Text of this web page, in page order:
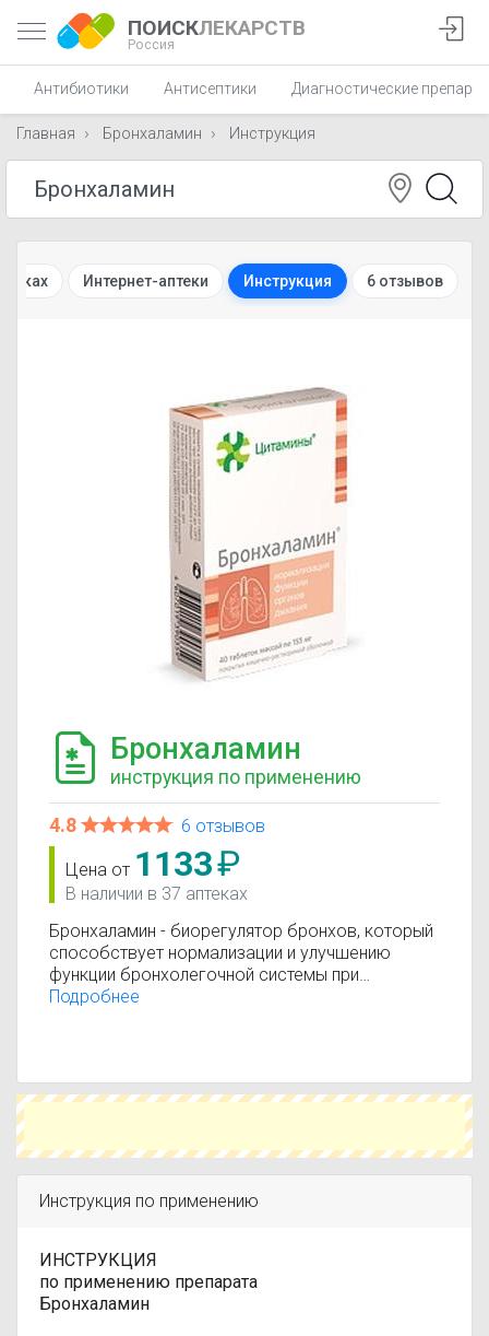
ПОИСКЛЕКАРСТВ
Россия
Антибиотики Антисептики Диагностические
Главная Бронхаламин Инструкция
Интернет-аптеки Инструкция 6 отзывов
Бронхаламин
инструкция по применению
4.8 6 отзывов
Цена от 1133₽
В наличии в 37 аптеках
Бронхаламин - биорегулятор бронхов, который
способствует нормализации и улучшению
функции бронхолегочной системы при
различных нарушениях, препятствует развитию
функцию. Препятствует развитию спазма
бронхов и восстанавливает поврежденные
Ускоряет восстановление функциональной
активности легких и бронхов при острых и
хронических заболеваниях органов дыхания
инфекционного и неинфекционного
удушья.
Подробнее
Инструкция по применению
ИНСТРУКЦИЯ
по применению препарата
Бронхаламин